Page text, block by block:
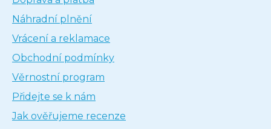
Náhradní plnění
Vrácení a reklamace
Obchodní podmínky
Věrnostní program
Přidejte se k nám
Jak ověřujeme recenze